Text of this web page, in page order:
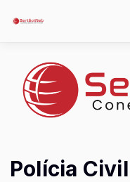
Polícia